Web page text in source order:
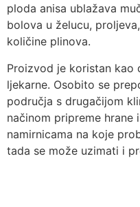
ploda anisa ublažava
bolova u želucu,
količine plinova.
Proizvod je koristan kao
ljekarne. Osobito se
područja s drugačijom
načinom pripreme hrane
namirnicama na koje
tada se može uzimati i